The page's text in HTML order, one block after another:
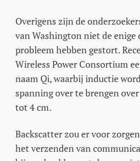
Overigens zijn de
van Washington niet de enige
probleem hebben gestort.
Wireless Power Consortium
naam Qi, waarbij inductie
spanning over te brengen
tot 4 cm.
Backscatter zou er voor
het verzenden van